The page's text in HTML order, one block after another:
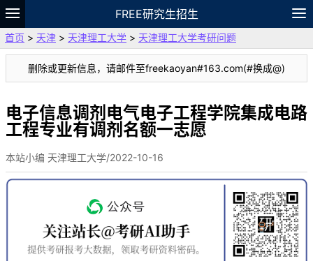
FREE研究生招生
题库
故事 专题 APP 笔记
论坛
VIP
资料
首页 > 天津 > 天津理工大学 > 天津理工大学考研问题
删除或更新信息，请邮件至freekaoyan#163.com(#换成@)
电子信息调剂电气电子工程学院集成电路
工程专业有调剂名额一志愿
本站小编 天津理工大学/2022-10-16